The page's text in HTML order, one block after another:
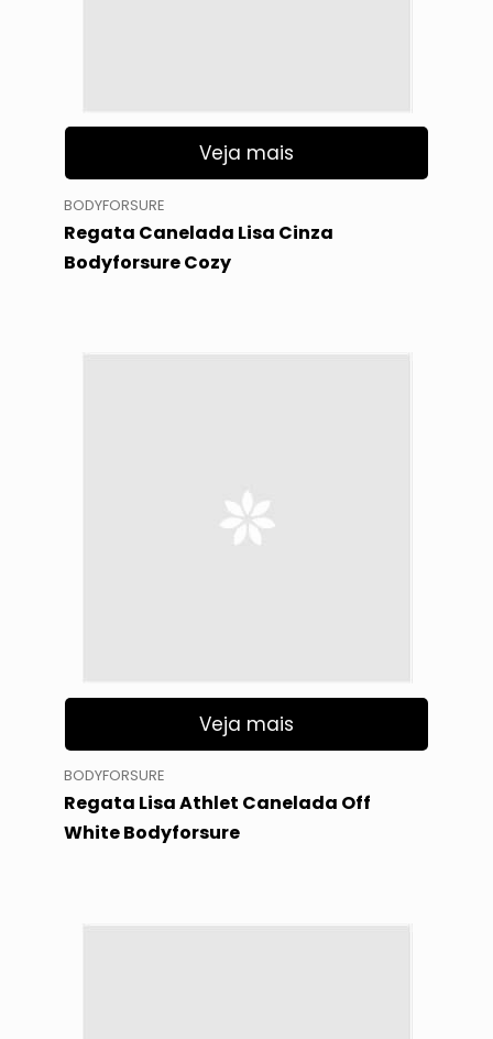
Veja mais
BODYFORSURE
Regata Canelada Lisa Cinza
Bodyforsure Cozy
Veja mais
BODYFORSURE
Regata Lisa Athlet Canelada Off
White Bodyforsure